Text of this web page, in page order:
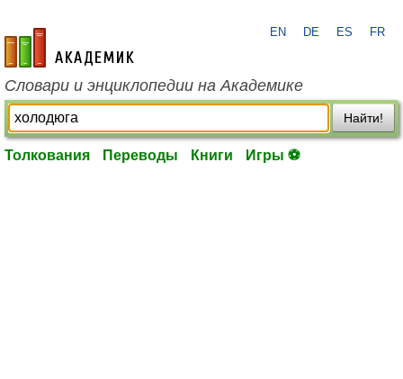
academic.ru
EN DE ES FR
Словари и энциклопедии на Академике
Найти!
Толкования Переводы Книги Игры ⚽